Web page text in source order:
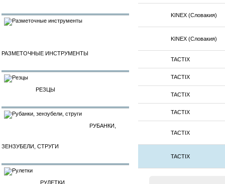
РАЗМЕТОЧНЫЕ ИНСТРУМЕНТЫ
РЕЗЦЫ
РУБАНКИ,
ЗЕНЗУБЕЛИ, СТРУГИ
РУЛЕТКИ
KINEX (Словакия)
KINEX (Словакия)
TACTIX
TACTIX
TACTIX
TACTIX
TACTIX
TACTIX